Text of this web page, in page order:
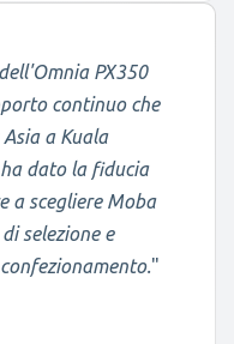
PX350
continuo che
a Kuala
dato la fiducia
a scegliere Moba
selezione e
"